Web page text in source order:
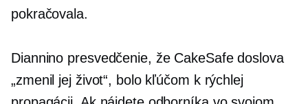
pokračovala.
Diannino presvedčenie, že CakeSafe doslova
„zmenil jej život“, bolo kľúčom k rýchlej